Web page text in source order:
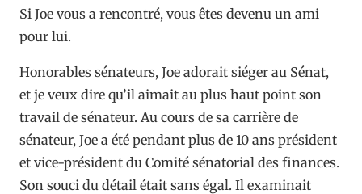
Si Joe vous a rencontré, vous êtes devenu un ami
pour lui.
Honorables sénateurs, Joe adorait siéger au Sénat,
et je veux dire qu’il aimait au plus haut point son
travail de sénateur. Au cours de sa carrière de
sénateur, Joe a été pendant plus de 10 ans président
et vice-président du Comité sénatorial des finances.
Son souci du détail était sans égal. Il examinait